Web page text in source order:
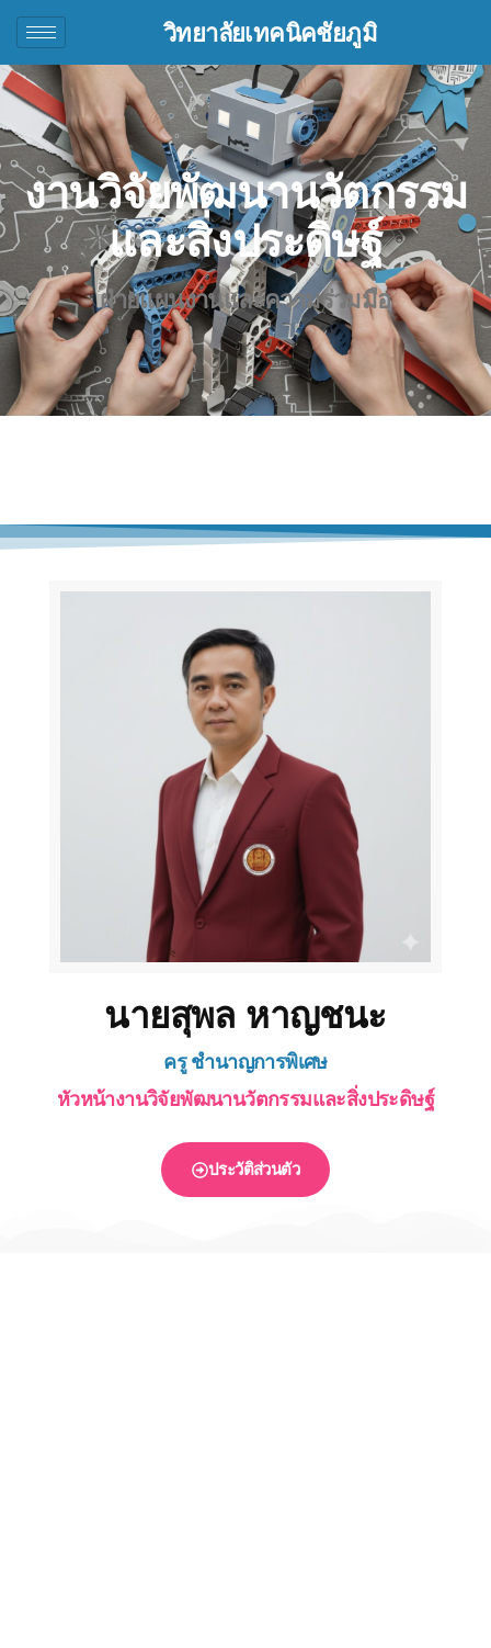
วิทยาลัยเทคนิคชัยภูมิ
งานวิจัยพัฒนานวัตกรรม
และสิ่งประดิษฐ์
ฝ่ายแผนงานและความร่วมมือ
นายสุพล หาญชนะ
ครู ชำนาญการพิเศษ
หัวหน้างานวิจัยพัฒนานวัตกรรมและสิ่งประดิษฐ์
ประวัติส่วนตัว